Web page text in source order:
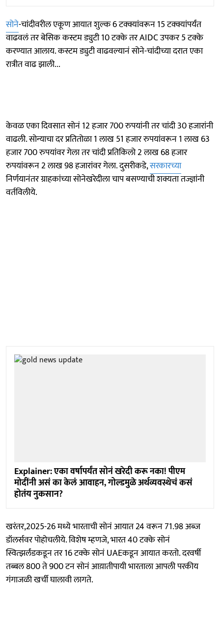
सोने-चांदीवरील एकूण आयात शुल्क 6 टक्क्यांवरून 15 टक्क्यांपर्यंत
वाढवलं तर बेसिक कस्टम ड्युटी 10 टक्के तर AIDC उपकर 5 टक्के
करण्यात आलाय. कस्टम ड्युटी वाढवल्यानं सोने-चांदीच्या दरात एका
रात्रीत वाढ झाली...
केवळ एका दिवसात सोनं 12 हजार 700 रुपयांनी तर चांदी 30 हजारांनी
वाढली. सोन्याचा दर प्रतितोळा 1 लाख 51 हजार रुपयांवरून 1 लाख 63
हजार 700 रुपयांवर गेला तर चांदी प्रतिकिलो 2 लाख 68 हजार
रुपयांवरून 2 लाख 98 हजारांवर गेला. दुसरीकडे,सरकारच्या
निर्णयानंतर ग्राहकांच्या सोनेखरेदीला चाप बसण्याची शक्यता तज्ज्ञांनी
वर्तविलीये.
Explainer: एका वर्षापर्यंत सोनं खरेदी करू नका! पीएम
मोदींनी असं का केलं आवाहन, गोल्डमुळे अर्थव्यवस्थेचं कसं
होतंय नुकसान?
खरंतर,2025-26 मध्ये भारताची सोनं आयात 24 वरून 71.98 अब्ज
डॉलर्सवर पोहोचलीये. विशेष म्हणजे, भारत 40 टक्के सोनं
स्वित्झर्लंडकडून तर 16 टक्के सोनं UAEकडून आयात करतो. दरवर्षी
तब्बल 800 ते 900 टन सोनं आय़ातीपायी भारताला आपली परकीय
गंगाजळी खर्ची घालावी लागते.